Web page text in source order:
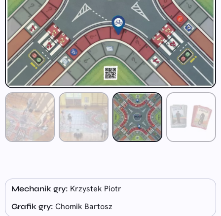
Mechanik gry: Krzystek Piotr
Grafik gry: Chomik Bartosz